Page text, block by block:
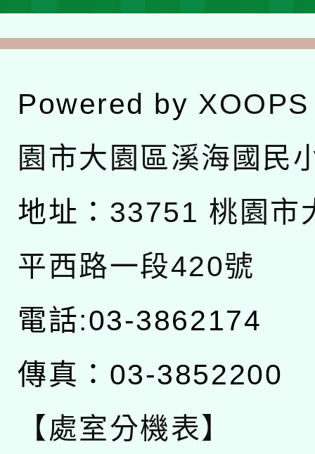
Powered by XOOPS
園市大園區溪海國民
地址： 33751 桃園市
平西路一段420號
電話:03-3862174
傳真：03-3852200
【處室分機表】